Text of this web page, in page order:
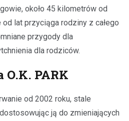
około 45 kilometrów od
lat przyciąga rodziny z całego
przygody dla
dla rodziców.
PARK
od 2002 roku, stale
ją do zmieniających